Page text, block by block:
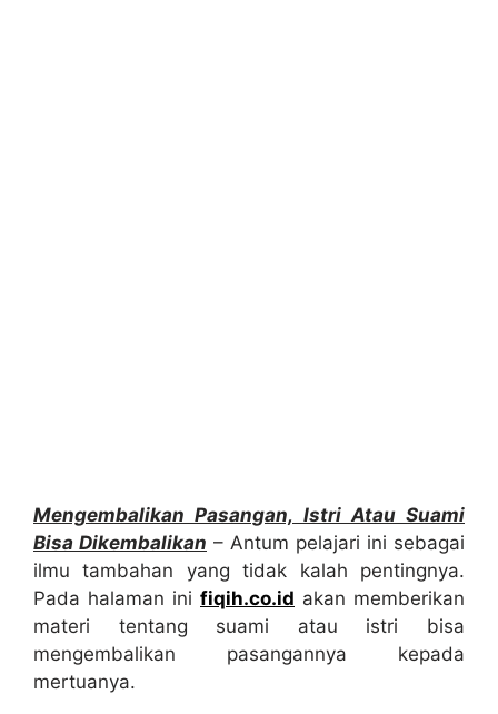
Mengembalikan Pasangan, Istri Atau Suami
Bisa Dikembalikan – Antum pelajari ini sebagai
ilmu tambahan yang tidak kalah pentingnya.
Pada halaman ini fiqih.co.id akan memberikan
materi tentang suami atau istri bisa
mengembalikan pasangannya kepada
mertuanya.